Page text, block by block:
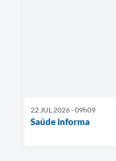
22 JUL 2026 - 09h09
Saúde informa